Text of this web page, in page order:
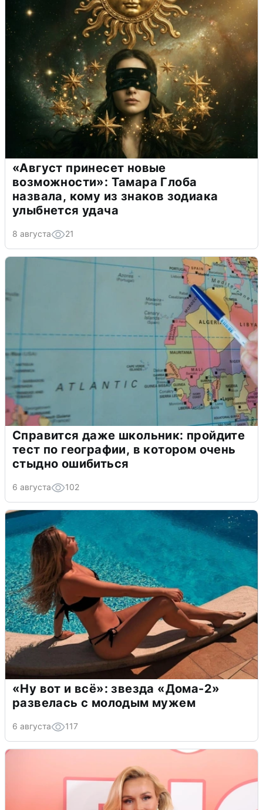
«Август принесет новые
возможности»: Тамара Глоба
назвала, кому из знаков зодиака
улыбнется удача
8 августа 21
Справится даже школьник: пройдите
тест по географии, в котором очень
стыдно ошибиться
6 августа 102
«Ну вот и всё»: звезда «Дома-2»
развелась с молодым мужем
6 августа 117